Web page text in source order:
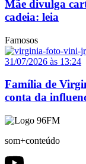
Mãe divulga
cadeia: leia
Famosos
31/07/2026 às 13:24
Família de
conta da
som+conteúdo